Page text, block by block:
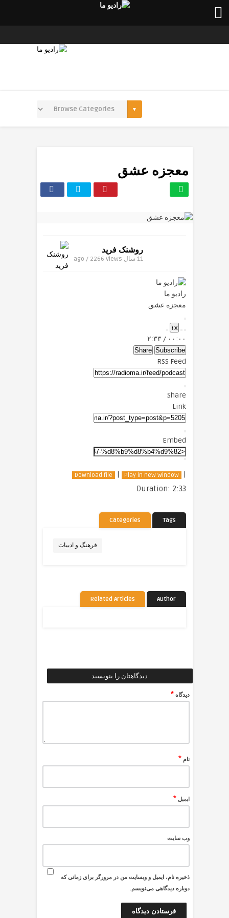
معجزه عشق
روشنک فرید
11 سال ago / 2266 Views
رادیو ما
معجزه عشق
Play
Episode
Mute/Unmute
Episode
Rewind
10
Seconds
۱x
Forward
30
seconds
۰۰:۰۰ / ۲:۳۳
Subscribe
Share
RSS Feed
Share
Link
Embed
Download file | Play in new window
|
Duration: 2:33
Categories Tags
فرهنگ و ادبیات
Related Articles Author
دیدگاهتان را بنویسید
دیدگاه*
نام*
ایمیل*
وب‌ سایت
ذخیره نام، ایمیل و وبسایت من در مرورگر برای زمانی که
دوباره دیدگاهی می‌نویسم.